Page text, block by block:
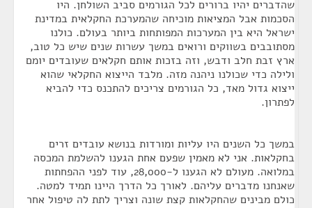
שהדברים יהיו ברורים לכל הגורמים סביב השולחן. היו
הסכמות אבל המציאות מוכיחה שהמערכת החקלאית במדינת
ישראל היא בין המערכות המפותחות ביותר בעולם. כולנו
מסתובבים בשווקים ורואים במשך עשרות שנים שיש כל טוב,
ארץ זבת חלב ודבש, וזה בזכות אותם חקלאים שעובדים יומם
ולילה כדי שכולנו ניהנה מזה. מלבד הייצוא החקלאי שהוא
ייצוא גדול מאד, כל הגורמים צריכים להתכנס כדי להביא
לפתרון.
במשך כל השנים היו עליות ומורדות בנושא עובדים זרים
בחקלאות. אני לא מאמין שפעם אחת הגענו להשלמת המכסה
במלואה. מעולם לא הגענו ל-28,000, עוד לפני ההפחתות
שאנחנו מדברים עליהם. לאורך כל הדרך היינו תמיד למטה.
כולם מבינים שהחקלאות קצת שונה וצריך לתת לה טיפול אחר